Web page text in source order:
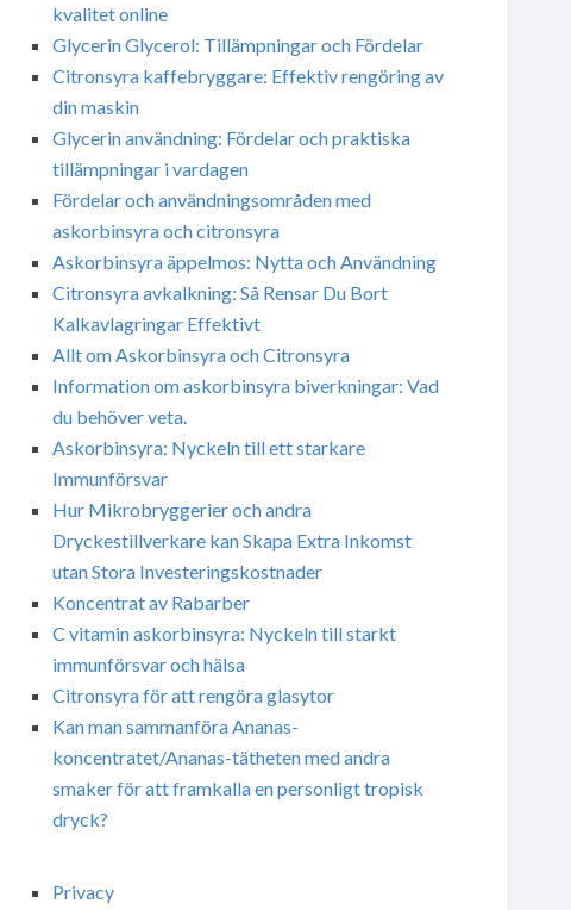
kvalitet online
Glycerin Glycerol: Tillämpningar och Fördelar
Citronsyra kaffebryggare: Effektiv rengöring av
din maskin
Glycerin användning: Fördelar och praktiska
tillämpningar i vardagen
Fördelar och användningsområden med
askorbinsyra och citronsyra
Askorbinsyra äppelmos: Nytta och Användning
Citronsyra avkalkning: Så Rensar Du Bort
Kalkavlagringar Effektivt
Allt om Askorbinsyra och Citronsyra
Information om askorbinsyra biverkningar: Vad
du behöver veta.
Askorbinsyra: Nyckeln till ett starkare
Immunförsvar
Hur Mikrobryggerier och andra
Dryckestillverkare kan Skapa Extra Inkomst
utan Stora Investeringskostnader
Koncentrat av Rabarber
C vitamin askorbinsyra: Nyckeln till starkt
immunförsvar och hälsa
Citronsyra för att rengöra glasytor
Kan man sammanföra Ananas-
koncentratet/Ananas-tätheten med andra
smaker för att framkalla en personligt tropisk
dryck?
Privacy